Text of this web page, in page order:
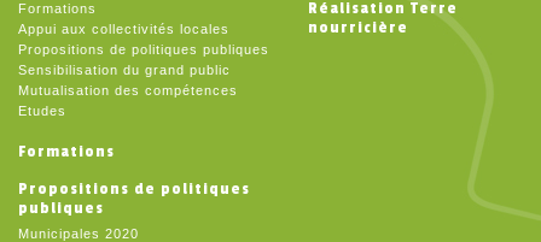
Formations
Appui aux collectivités locales
Propositions de politiques publiques
Sensibilisation du grand public
Mutualisation des compétences
Etudes
Formations
Propositions de politiques
publiques
Municipales 2020
Réalisation Terre
nourricière